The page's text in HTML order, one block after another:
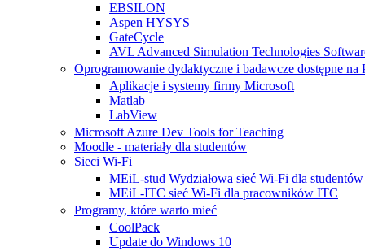
EBSILON
Aspen HYSYS
GateCycle
AVL Advanced Simulation Technologies
Oprogramowanie dydaktyczne i badawcze dostępne na
Aplikacje i systemy firmy Microsoft
Matlab
LabView
Microsoft Azure Dev Tools for Teaching
Moodle - materiały dla studentów
Sieci Wi-Fi
MEiL-stud Wydziałowa sieć Wi-Fi dla studentów
MEiL-ITC sieć Wi-Fi dla pracowników ITC
Programy, które warto mieć
CoolPack
Update do Windows 10